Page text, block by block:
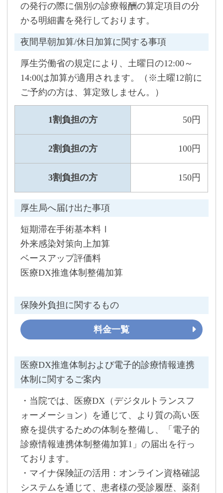
の発行の際に個別の診療報酬の算定項目の分
かる明細書を発行しております。
夜間早朝加算/休日加算に関する事項
厚生労働省の規定により、土曜日の12:00～
14:00は加算が適用されます。（※土曜12前に
ご予約の方は、算定致しません。）
1割負担の方 50円
2割負担の方 100円
3割負担の方 150円
厚生局へ届け出た事項
短期滞在手術基本料Ⅰ
外来感染対策向上加算
ベースアップ評価料
医療DX推進体制整備加算
保険外負担に関するもの
料金一覧
医療DX推進体制および電子的診療情報連携
体制に関するご案内
・当院では、医療DX（デジタルトランスフ
ォーメーション）を通じて、より質の高い医
療を提供するための体制を整備し、「電子的
診療情報連携体制整備加算1」の届出を行っ
ております。
・マイナ保険証の活用：オンライン資格確認
システムを通じて、患者様の受診履歴、薬剤